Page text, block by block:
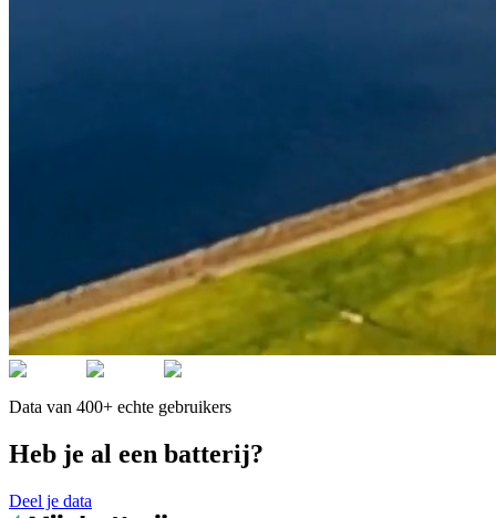
Data van 400+ echte gebruikers
Heb je al een batterij?
Deel je data